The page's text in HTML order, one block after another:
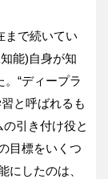
まで続いてい
能)自身が知
“ディープラ
と呼ばれるも
引き付け役と
目標をいくつ
にしたのは、